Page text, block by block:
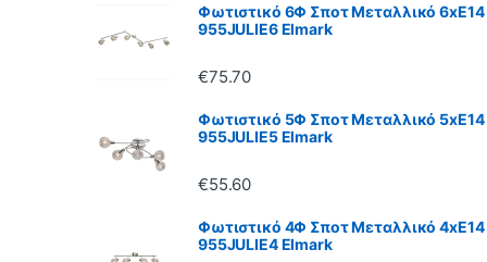
Φωτιστικό 6Φ Σποτ Μεταλλικό 6xE14
955JULIE6 Elmark
€75.70
Φωτιστικό 5Φ Σποτ Μεταλλικό 5xE14
955JULIE5 Elmark
€55.60
Φωτιστικό 4Φ Σποτ Μεταλλικό 4xE14
955JULIE4 Elmark